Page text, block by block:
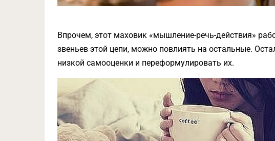
Впрочем, этот маховик «мышление-речь-действия»
звеньев этой цепи, можно повлиять на остальные.
низкой самооценки и переформулировать их.